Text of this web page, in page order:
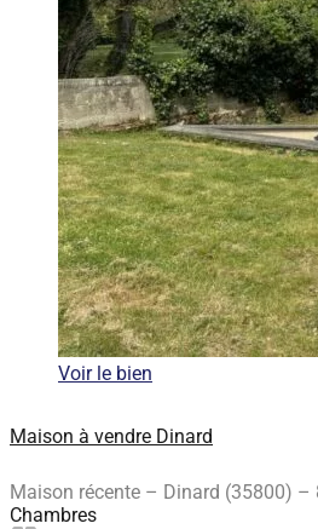
Voir le bien
Maison à vendre Dinard
Maison récente – Dinard (35800) –
Chambres